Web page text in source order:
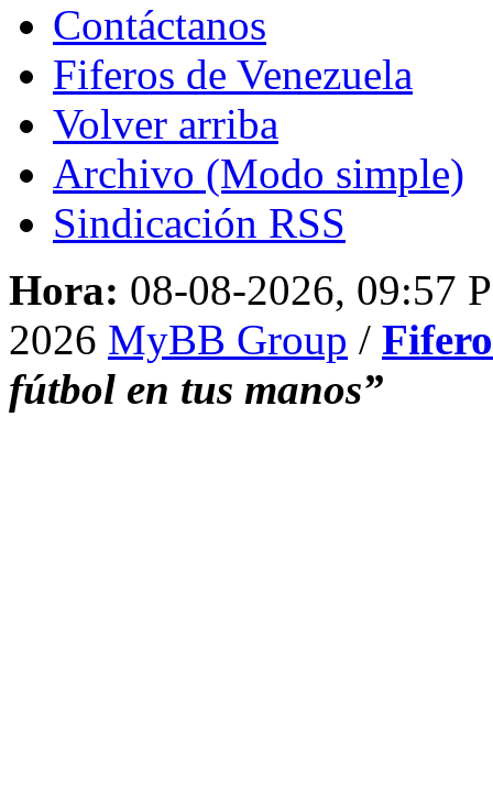
Contáctanos
Fiferos de Venezuela
Volver arriba
Archivo (Modo simple)
Sindicación RSS
Hora: 08-08-2026, 09:57
2026 MyBB Group /
fútbol en tus manos”